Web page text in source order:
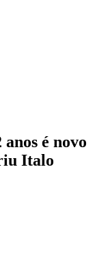
é novo
Italo